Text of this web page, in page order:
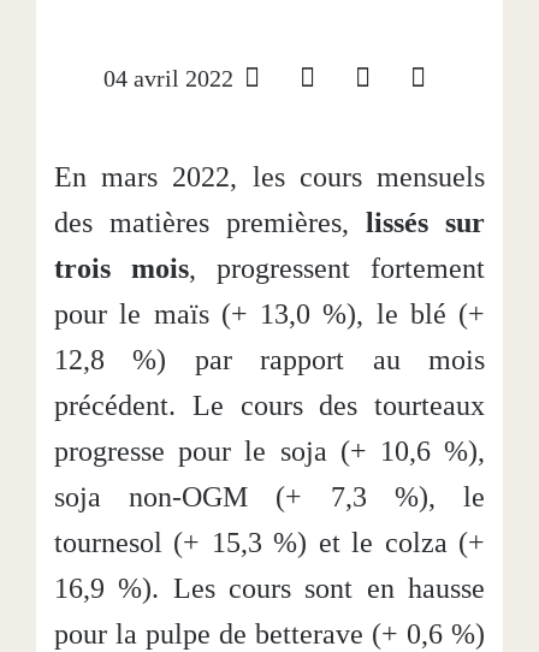
04 avril 2022
En mars 2022, les cours mensuels
des matières premières, lissés sur
trois mois, progressent fortement
pour le maïs (+ 13,0 %), le blé (+
12,8 %) par rapport au mois
précédent. Le cours des tourteaux
progresse pour le soja (+ 10,6 %),
soja non-OGM (+ 7,3 %), le
tournesol (+ 15,3 %) et le colza (+
16,9 %). Les cours sont en hausse
pour la pulpe de betterave (+ 0,6 %)